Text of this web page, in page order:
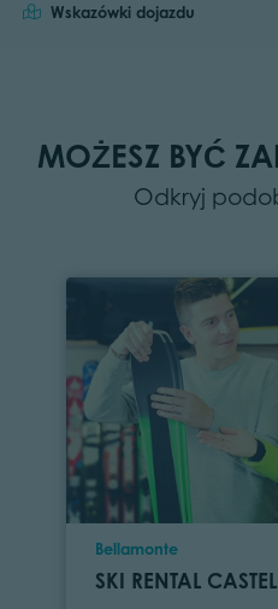
Wskazówki dojazdu
MOŻESZ BYĆ
Odkryj
Location
Bellamonte
SKI RENTAL